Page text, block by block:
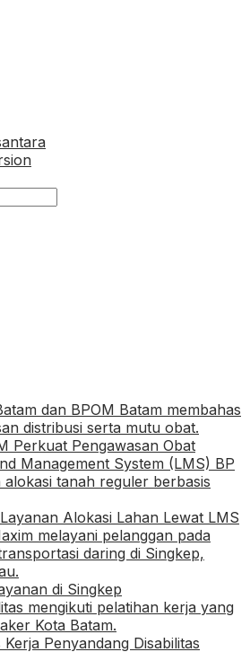
Perkuat Pengawasan Obat
Alokasi Lahan Lewat LMS
di Singkep
Penyandang Disabilitas